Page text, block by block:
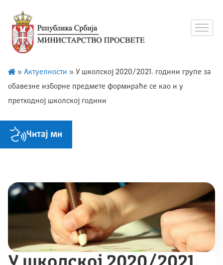
» Актуелности » У школској 2020/2021. години групе за
обавезне изборне предмете формираће се као и у
претходној школској години
Читај ми